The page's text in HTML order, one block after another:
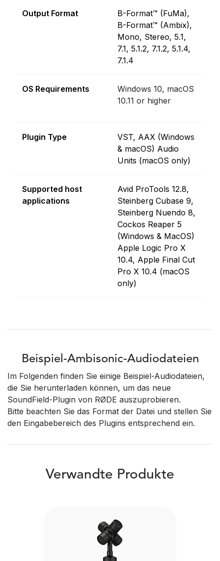
Output Format
B-Format™ (FuMa),
B-Format™ (Ambix),
Mono, Stereo, 5.1,
7.1, 5.1.2, 7.1.2, 5.1.4,
7.1.4
OS Requirements
Windows 10, macOS
10.11 or higher
Plugin Type
VST, AAX (Windows
& macOS) Audio
Units (macOS only)
Supported host
applications
Avid ProTools 12.8,
Steinberg Cubase 9,
Steinberg Nuendo 8,
Cockos Reaper 5
(Windows & MacOS)
Apple Logic Pro X
10.4, Apple Final Cut
Pro X 10.4 (macOS
only)
Beispiel-Ambisonic-Audiodateien
Im Folgenden finden Sie einige Beispiel-Audiodateien,
die Sie herunterladen können, um das neue
SoundField-Plugin von RØDE auszuprobieren.
Bitte beachten Sie das Format der Datei und stellen Sie
den Eingabebereich des Plugins entsprechend ein.
Verwandte Produkte